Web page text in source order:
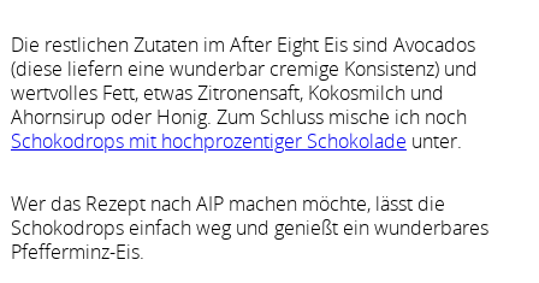
Die restlichen Zutaten im After Eight Eis sind Avocados
(diese liefern eine wunderbar cremige Konsistenz) und
wertvolles Fett, etwas Zitronensaft, Kokosmilch und
Ahornsirup oder Honig. Zum Schluss mische ich noch
Schokodrops mit hochprozentiger Schokolade unter.
Wer das Rezept nach AIP machen möchte, lässt die
Schokodrops einfach weg und genießt ein wunderbares
Pfefferminz-Eis.